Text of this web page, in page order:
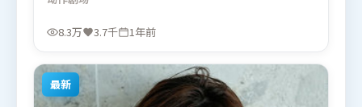
绪释放与主题回扣同时完成。由李安执导，周迅、张
家辉、张译，苍井优等联袂出演。影片于2025年3月7
的观众观看。
8.3万 3.7千 1年前
最新